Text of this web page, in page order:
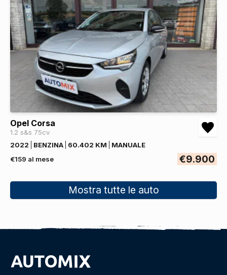
Opel Corsa
1.2 s&s 75cv
2022
BENZINA 60.402 KM
MANUALE
€159 al mese
€9.900
Mostra tutte le auto